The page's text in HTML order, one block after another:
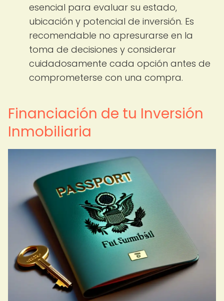
esencial para evaluar su estado,
ubicación y potencial de inversión. Es
recomendable no apresurarse en la
toma de decisiones y considerar
cuidadosamente cada opción antes de
comprometerse con una compra.
Financiación de tu Inversión
Inmobiliaria